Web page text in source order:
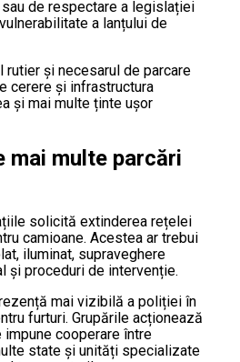
de respectare a legislației
a lanțului de
rutier și necesarul de parcare
cerere și infrastructura
și mai multe ținte ușor
mai multe parcări
solicită extinderea rețelei
camioane. Acestea ar trebui
iluminat, supraveghere
și proceduri de intervenție.
mai vizibilă a poliției în
furturi. Grupările acționează
impune cooperare între
state și unități specializate